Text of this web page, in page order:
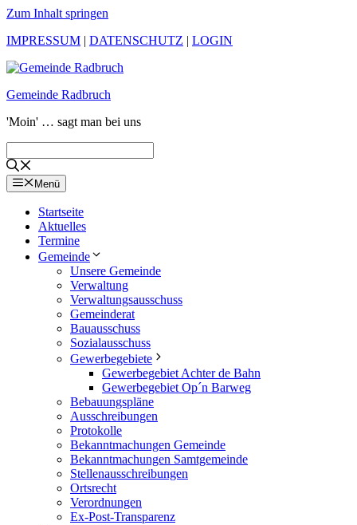
Zum Inhalt springen
IMPRESSUM | DATENSCHUTZ | LOGIN
Gemeinde Radbruch
'Moin' … sagt man bei uns
Menü
Startseite
Aktuelles
Termine
Gemeinde
Unsere Gemeinde
Verwaltung
Verwaltungsausschuss
Gemeinderat
Bauausschuss
Sozialausschuss
Gewerbegebiete
Gewerbegebiet Achter de Bahn
Gewerbegebiet Op´n Barweg
Bebauungspläne
Ausschreibungen
Protokolle
Bekanntmachungen Gemeinde
Bekanntmachungen Samtgemeinde
Stellenausschreibungen
Ortsrecht
Verordnungen
Ex-Post-Transparenz